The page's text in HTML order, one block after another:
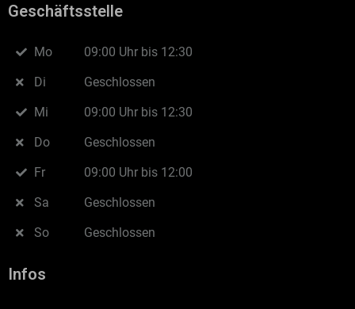
Geschäftsstelle
Mo
Di
Mi
Do
Fr
Sa
So
09:00 Uhr bis 12:30
Geschlossen
09:00 Uhr bis 12:30
Geschlossen
09:00 Uhr bis 12:00
Geschlossen
Geschlossen
Infos